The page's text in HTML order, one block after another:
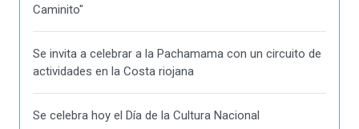
Caminito"
Se invita a celebrar a la Pachamama con un circuito de
actividades en la Costa riojana
Se celebra hoy el Día de la Cultura Nacional